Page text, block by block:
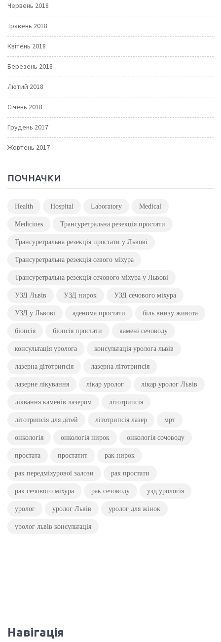
Червень 2018
Травень 2018
Квітень 2018
Березень 2018
Лютий 2018
Січень 2018
Грудень 2017
Жовтень 2017
ПОЧНАЧКИ
Health Hospital Laboratory Medical
Medicines Трансуретральна резекція простати
Трансуретральна резекція простати у Львові
Трансуретральна резекція севого міхура
Трансуретральна резекція сечового міхура у Львові
УЗД Львів УЗД нирок УЗД сечового міхура
УЗД у Львові аденома простати біль внизу живота
біопсія біопсія простати камені сечоводу
консультація уролога консультація уролога львів
лазерна дітотрипсія лазерна літотрипсія
лазерне лікування лікар уролог лікар уролог Львів
ліквання каменів лазером літотрипсія
літотрипсія для дітей літотрипсія лазер мрт
онкологія онкологія нирок онкологія сочоводу
простата простатит рак нирок
рак передміхурової залози рак простати
рак сечового міхура рак сечоводу узд урологія
уролог уролог Львів уролог для жінок
уролог львів консультація
Навігація